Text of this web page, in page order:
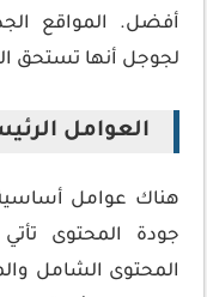
أفضل. المواقع
لجوجل أنها تستحق
العوامل
هناك عوامل
جودة المحتوى
المحتوى الشامل